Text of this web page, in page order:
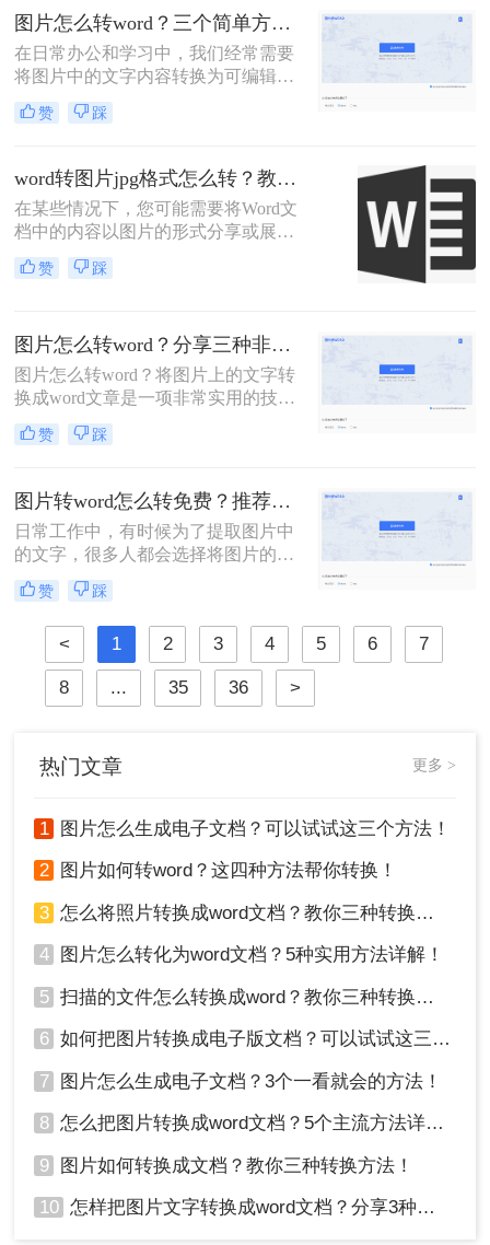
文将介绍几种将图片转文字并弄成
Word文档的方法，帮助您轻松实现这
一操作。
图片怎么转word？三个简单方法让你轻松转换！
在日常办公和学习中，我们经常需要
将图片中的文字内容转换为可编辑的
Word文档。这不仅能帮助我们高效地
整理信息，还能让我们对文字进行进
word呢？以下将介绍三种识别提取图
片内容转换为Word的方法。
赞 踩
word转图片jpg格式怎么转？教你三招轻松转换！
在某些情况下，您可能需要将Word文
档中的内容以图片的形式分享或展
示。这不仅有助于保护文档内容不被
编辑，还能确保格式的一致性，特别
种不同的方法来实现Word文档到JPG
图片的转换。
赞 踩
图片怎么转word？分享三种非常方便的方法！
图片怎么转word？将图片上的文字转
换成word文章是一项非常实用的技
能。无论是整理照片中的文本信息，
还是将印刷材料快速转换成可编辑的
来便利。但是你们知道如何把图片中
的文字转换成word吗？不知道的话，
就来试试吧。
赞 踩
图片转word怎么转免费？推荐三个简单的转换方法！
日常工作中，有时候为了提取图片中
的文字，很多人都会选择将图片的内
容一个字一个字的录入到Word中，费
时费力不说，还总容易出错。其实想
要将图片转换成可编辑的Word文档，
还是有很多快速且好用的方法的，今
天就来教大家图片转word怎么转免
赞 踩
< 1 2 3 4 5 6 7
8 ... 35 36 >
热门文章 更多 >
1 图片怎么生成电子文档？可以试试这三个方法！
2 图片如何转word？这四种方法帮你转换！
3 怎么将照片转换成word文档？教你三种转换方法！
4 图片怎么转化为word文档？5种实用方法详解！
5 扫描的文件怎么转换成word？教你三种转换方法！
6 如何把图片转换成电子版文档？可以试试这三个方法！
7 图片怎么生成电子文档？3个一看就会的方法！
8 怎么把图片转换成word文档？5个主流方法详解！
9 图片如何转换成文档？教你三种转换方法！
10 怎样把图片文字转换成word文档？分享3种简单方法，1秒搞定！